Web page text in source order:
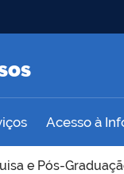
Acesso à
e Pós-